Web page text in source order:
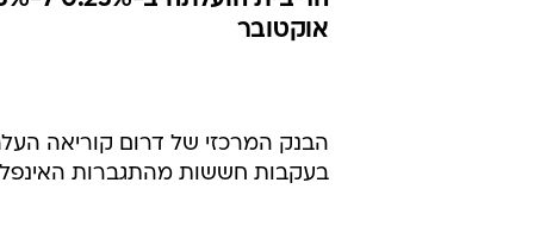
אוקטובר
הבנק המרכזי של דרום קוריאה
בעקבות חששות מהתגברות